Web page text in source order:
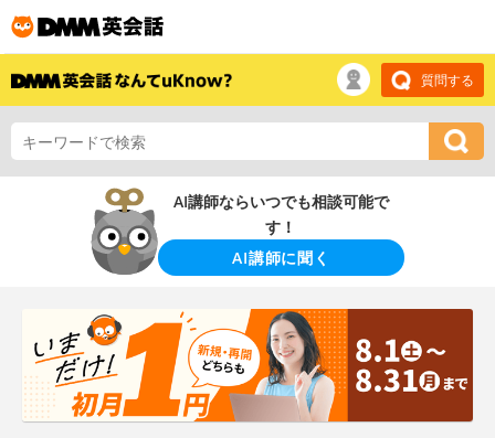
質問する
AI講師ならいつでも相談可能で
す！
AI講師に聞く